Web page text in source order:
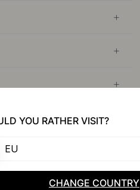
Produits similaires
YOU RATHER VISIT?
EU
CHANGE COUNTRY